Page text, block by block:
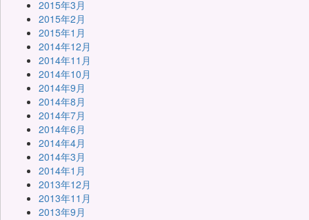
2015年3月
2015年2月
2015年1月
2014年12月
2014年11月
2014年10月
2014年9月
2014年8月
2014年7月
2014年6月
2014年4月
2014年3月
2014年1月
2013年12月
2013年11月
2013年9月